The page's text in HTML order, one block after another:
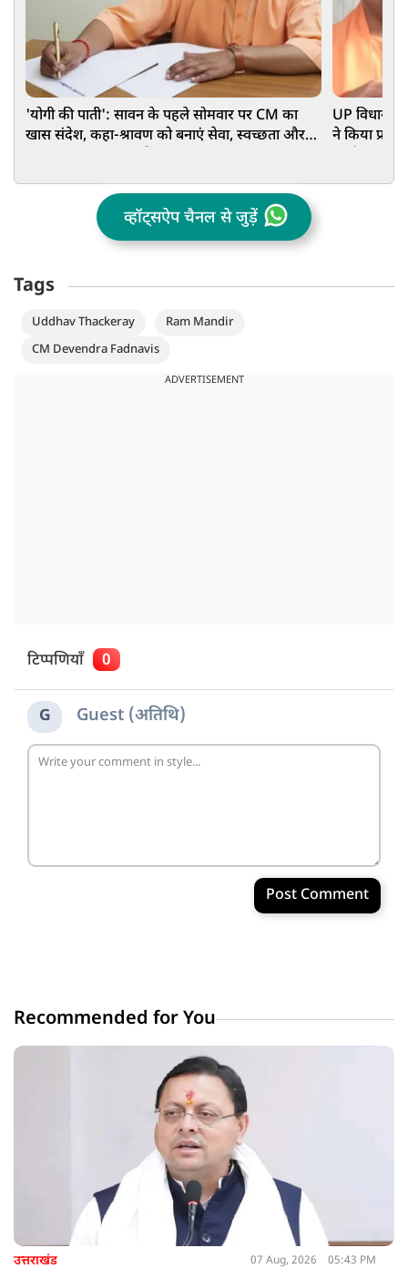
'योगी की पाती': सावन के पहले सोमवार पर CM का
खास संदेश, कहा-श्रावण को बनाएं सेवा, स्वच्छता और
UP
ने किया
व्हॉट्सऐप चैनल से जुड़ें
Tags
Uddhav Thackeray
Ram Mandir
CM Devendra Fadnavis
ADVERTISEMENT
टिप्पणियाँ 0
G Guest (अतिथि)
Post Comment
Recommended for You
उत्तराखंड 07 Aug, 2026 05:43 PM